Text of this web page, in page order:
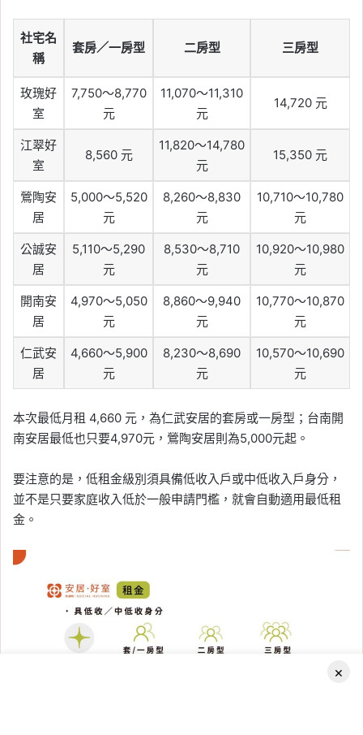
社宅名
稱
套房／一房型 二房型 三房型
玫瑰好
室
7,750～8,770
元
11,070～11,310
元
14,720 元
江翠好
室
8,560 元
11,820～14,780
元
15,350 元
鶯陶安
居
5,000～5,520
元
8,260～8,830
元
10,710～10,780
元
公誠安
居
5,110～5,290
元
8,530～8,710
元
10,920～10,980
元
開南安
居
4,970～5,050
元
8,860～9,940
元
10,770～10,870
元
仁武安
居
4,660～5,900
元
8,230～8,690
元
10,570～10,690
元
本次最低月租 4,660 元，為仁武安居的套房或一房型；台南開
南安居最低也只要4,970元，鶯陶安居則為5,000元起。
要注意的是，低租金級別須具備低收入戶或中低收入戶身分，
並不是只要家庭收入低於一般申請門檻，就會自動適用最低租
金。
×